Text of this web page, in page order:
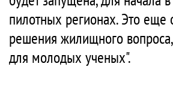
пилотных регионах. Это еще
решения жилищного
для молодых ученых".